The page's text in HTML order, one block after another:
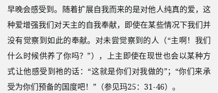
早晚会感受到。随着扩展自我而来的是对他人纯真的爱，这
种爱增强我们对天主的自我奉献，即使在某些情况下我们并
没有觉察到如此的奉献。对未尝觉察到的人（“主啊！我们
什么时候供养了你吗？”），上主即使在现世也会以某种方
式让他感受到祂的话：“这就是你们对我做的”；“你们来承
受为你们预备的国度吧！”（参见玛25：31-46）。